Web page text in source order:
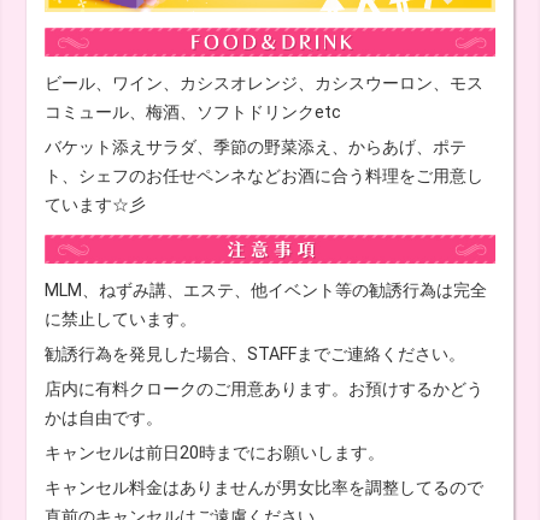
ビール、ワイン、カシスオレンジ、カシスウーロン、モス
コミュール、梅酒、ソフトドリンクetc
バケット添えサラダ、季節の野菜添え、からあげ、ポテ
ト、シェフのお任せペンネなどお酒に合う料理をご用意し
ています☆彡
MLM、ねずみ講、エステ、他イベント等の勧誘行為は完全
に禁止しています。
勧誘行為を発見した場合、STAFFまでご連絡ください。
店内に有料クロークのご用意あります。お預けするかどう
かは自由です。
キャンセルは前日20時までにお願いします。
キャンセル料金はありませんが男女比率を調整してるので
直前のキャンセルはご遠慮ください。